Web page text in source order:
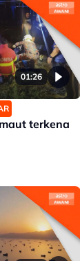
01:26
terkena